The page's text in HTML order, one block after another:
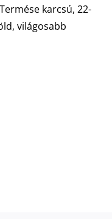
karcsú, 22-
világosabb